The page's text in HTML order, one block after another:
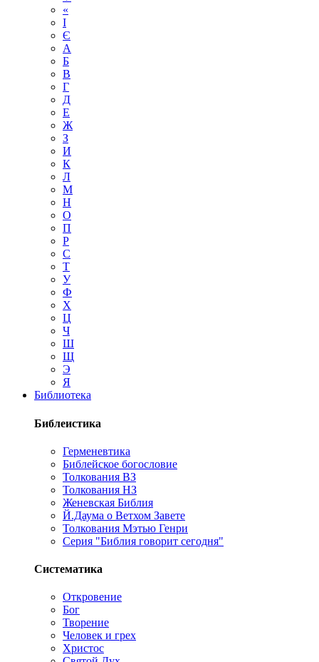
«
І
Є
А
Б
В
Г
Д
Е
Ж
З
И
К
Л
М
Н
О
П
Р
С
Т
У
Ф
Х
Ц
Ч
Ш
Щ
Э
Я
Библиотека
Библеистика
Герменевтика
Библейское богословие
Толкования ВЗ
Толкования НЗ
Женевская Библия
Й.Даума о Ветхом Завете
Толкования Мэтью Генри
Серия "Библия говорит сегодня"
Систематика
Откровение
Бог
Творение
Человек и грех
Христос